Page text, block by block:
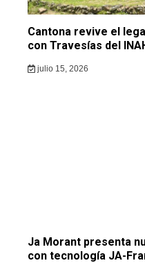
Cantona revive el
con Travesías del
julio 15, 2026
Ja Morant presenta
con tecnología JA-